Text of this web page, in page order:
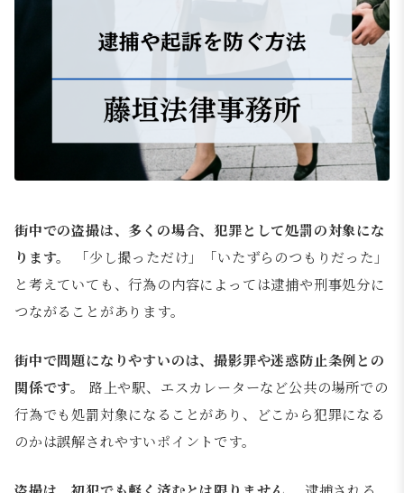
街中での盗撮は、多くの場合、犯罪として処罰の対象にな
ります。
「少し撮っただけ」「いたずらのつもりだった」
と考えていても、行為の内容によっては逮捕や刑事処分に
つながることがあります。
街中で問題になりやすいのは、撮影罪や迷惑防止条例との
関係です。
路上や駅、エスカレーターなど公共の場所での
行為でも処罰対象になることがあり、どこから犯罪になる
のかは誤解されやすいポイントです。